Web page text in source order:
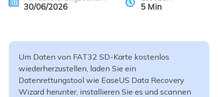
30/06/2026
5Min
Um Daten von FAT32 SD-Karte kostenlos
wiederherzustellen, laden Sie ein
Datenrettungstool wie EaseUS Data Recovery
Wizard herunter, installieren Sie es und scannen